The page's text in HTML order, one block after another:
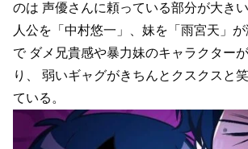
のは 声優さんに頼っている部分が大きい
人公を「中村悠一」、妹を「雨宮天」
でダメ兄貴感や暴力妹のキャラクター
り、
弱いギャグがきちんとクスクスと
ている。